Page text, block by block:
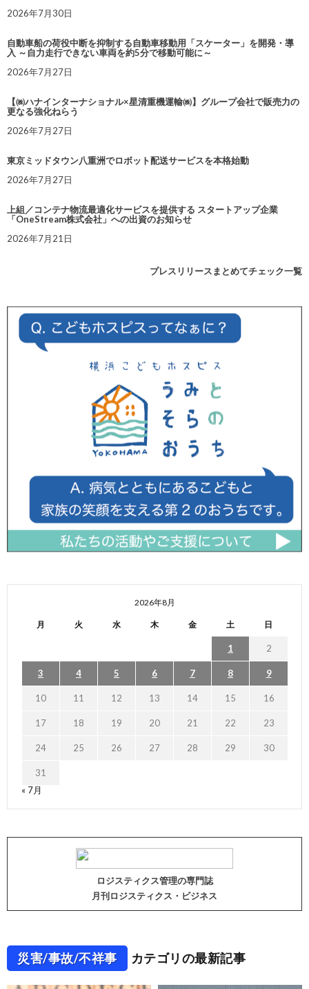
2026年7月30日
自動車船の荷役中断を抑制する自動車移動用「スケーター」を開発・導
入 ～自力走行できない車両を約5分で移動可能に～
2026年7月27日
【㈱ハナインターナショナル×星清重機運輸㈱】グループ会社で販売力の
更なる強化ねらう
2026年7月27日
東京ミッドタウン八重洲でロボット配送サービスを本格始動
2026年7月27日
上組／コンテナ物流最適化サービスを提供する スタートアップ企業
「OneStream株式会社」への出資のお知らせ
2026年7月21日
プレスリリースまとめてチェック一覧
2026年8月
月 火 水 木 金 土 日
1 2
3 4 5 6 7 8 9
10 11 12 13 14 15 16
17 18 19 20 21 22 23
24 25 26 27 28 29 30
31
« 7月
ロジスティクス管理の専門誌
月刊ロジスティクス・ビジネス
災害/事故/不祥事 カテゴリの最新記事